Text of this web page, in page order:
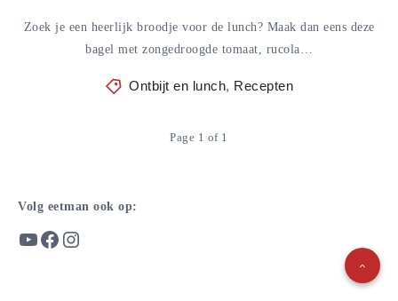
Zoek je een heerlijk broodje voor de lunch? Maak dan eens deze
bagel met zongedroogde tomaat, rucola…
Ontbijt en lunch, Recepten
Page 1 of 1
Volg eetman ook op:
YouTube
Facebook
Instagram